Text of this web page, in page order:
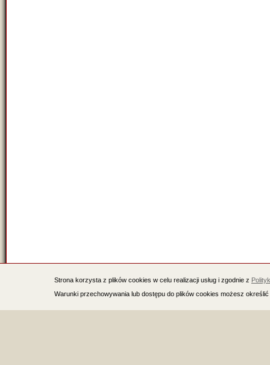
Strona korzysta z plików cookies w celu realizacji usług i zgodnie z
Warunki przechowywania lub dostępu do plików cookies możesz